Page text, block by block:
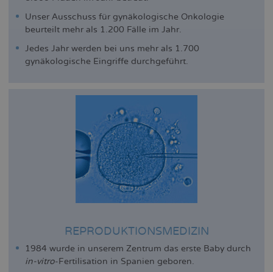
Unser Ausschuss für gynäkologische Onkologie
beurteilt mehr als 1.200 Fälle im Jahr.
Jedes Jahr werden bei uns mehr als 1.700
gynäkologische Eingriffe durchgeführt.
REPRODUKTIONSMEDIZIN
1984 wurde in unserem Zentrum das erste Baby durch
in-vitro-Fertilisation in Spanien geboren.